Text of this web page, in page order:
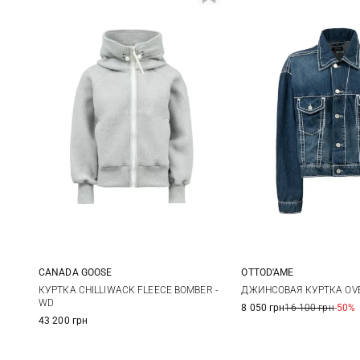
XS S M
CANADA GOOSE
КУРТКА CHILLIWACK FLEECE BOMBER -
WD
43 200 грн
XS S
OTTOD'AME
ДЖИНСОВАЯ КУРТКА
8 050 грн16 100 грн-50%